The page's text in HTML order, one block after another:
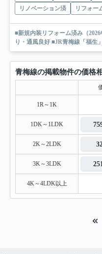
リノベーション済
リフォー
■新規内装リフォーム済み（
り・通風良好 ■JR青梅線「福生
青梅線の掲載物件の価格
1R～1K
1DK～1LDK
2K～2LDK
3K～3LDK
4K～4LDK以上